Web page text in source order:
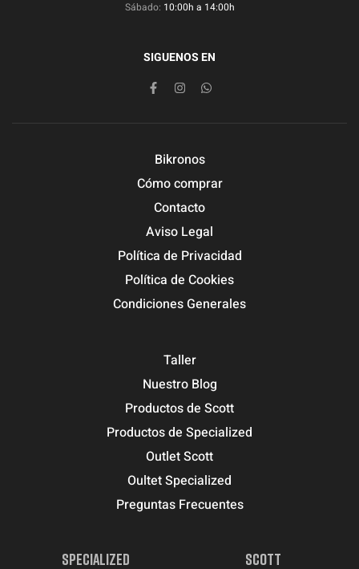
Sábado: 10:00h a 14:00h
SIGUENOS EN
Bikronos
Cómo comprar
Contacto
Aviso Legal
Política de Privacidad
Política de Cookies
Condiciones Generales
Taller
Nuestro Blog
Productos de Scott
Productos de Specialized
Outlet Scott
Oultet Specialized
Preguntas Frecuentes
SPECIALIZED SCOTT